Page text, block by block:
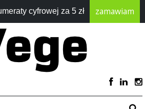
cyfrowej za 5 zł zamawiam